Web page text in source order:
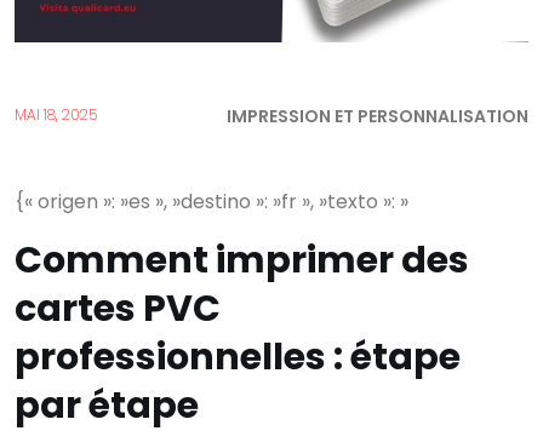
MAI 18, 2025 IMPRESSION ET PERSONNALISATION
{« origen »: »es », »destino »: »fr », »texto »: »
Comment imprimer des
cartes PVC
professionnelles : étape
par étape